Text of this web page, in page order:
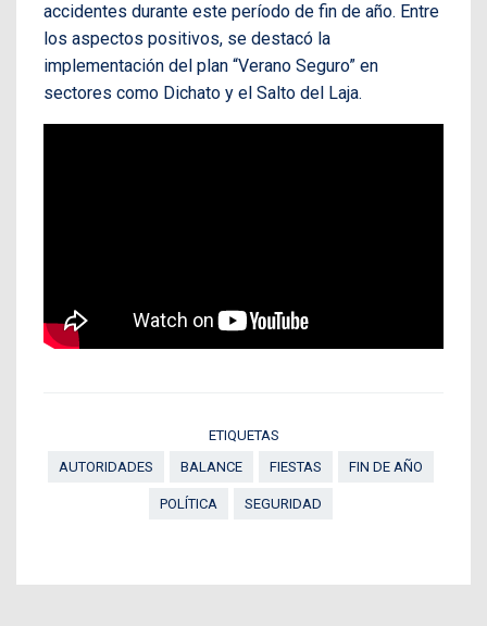
accidentes durante este período de fin de año. Entre
los aspectos positivos, se destacó la
implementación del plan “Verano Seguro” en
sectores como Dichato y el Salto del Laja.
ETIQUETAS
AUTORIDADES
BALANCE FIESTAS FIN DE AÑO
POLÍTICA SEGURIDAD